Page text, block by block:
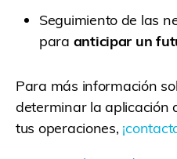
Seguimiento de las
para anticipar un
Para más información
determinar la aplicación
tus operaciones,